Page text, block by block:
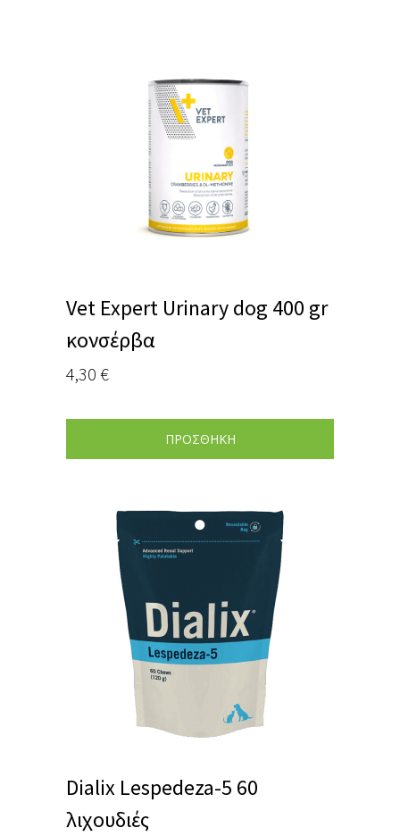
Vet Expert Urinary dog 400 gr
κονσέρβα
4,30 €
ΠΡΟΣΘΗΚΗ
Dialix Lespedeza-5 60
λιχουδιές